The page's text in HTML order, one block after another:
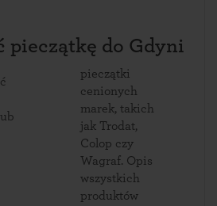
pieczątkę do Gdyni
pieczątki
cenionych
marek, takich
jak Trodat,
Colop czy
Wagraf. Opis
wszystkich
produktów